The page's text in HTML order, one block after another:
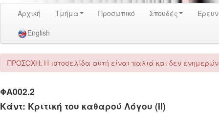
Αρχική Τμήμα Προσωπικό Σπουδές
English
ΠΡΟΣΟΧΗ: Η ιστοσελίδα αυτή είναι παλιά και δεν
ΦΑ002.2
Κάντ: Κριτική του καθαρού Λόγου (ΙΙ)